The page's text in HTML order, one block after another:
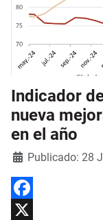
Indicador
nueva
en el año
DetallesPublicado: 28
Facebook